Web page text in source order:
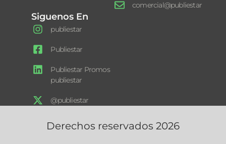
comercial@publiestar
Siguenos En
publiestar
Publiestar
Publiestar Promos
publiestar
@publiestar
Derechos reservados 2026